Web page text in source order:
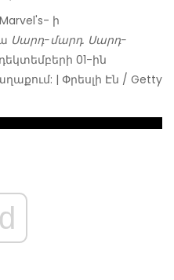
ի
Սարդ-մարդ. Սարդ-
01-ին
| Փրեսլի Էն / Getty